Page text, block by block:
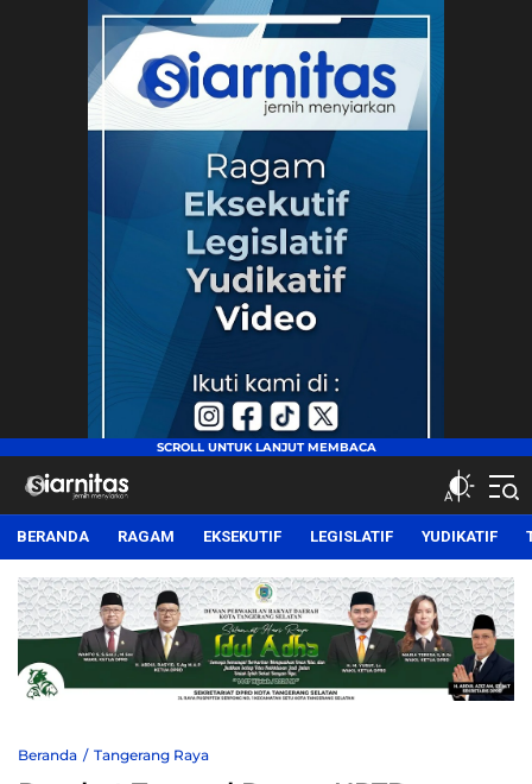
siarnitas
Jernih Menyiarkan
BERANDA RAGAM EKSEKUTIF LEGISLATIF YUDIKATIF
Beranda Tangerang Raya